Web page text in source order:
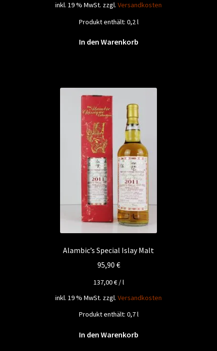
inkl. 19 % MwSt. zzgl. Versandkosten
Produkt enthält: 0,2 l
In den Warenkorb
Alambic’s Special Islay Malt
95,90 €
137,00€/l
inkl. 19 % MwSt. zzgl. Versandkosten
Produkt enthält: 0,7l
In den Warenkorb